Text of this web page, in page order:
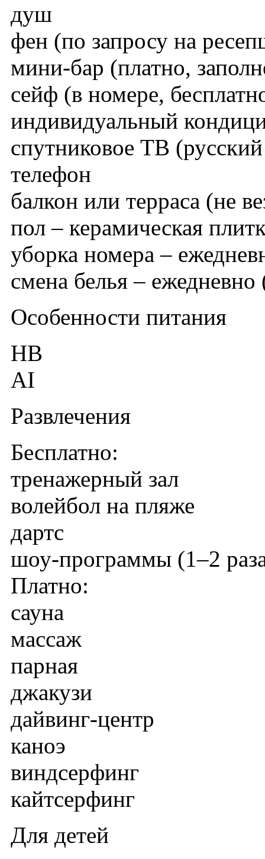
душ
фен (по запросу на
мини-бар (платно,
сейф (в номере,
индивидуальный
спутниковое TВ
телефон
балкон или терраса (не
пол – керамическая
уборка номера –
смена белья – ежедневно
Особенности питания
HB
AI
Развлечения
Бесплатно:
тренажерный зал
волейбол на пляже
дартс
шоу-программы (1–2
Платно:
сауна
массаж
парная
джакузи
дайвинг-центр
каноэ
виндсерфинг
кайтсерфинг
Для детей